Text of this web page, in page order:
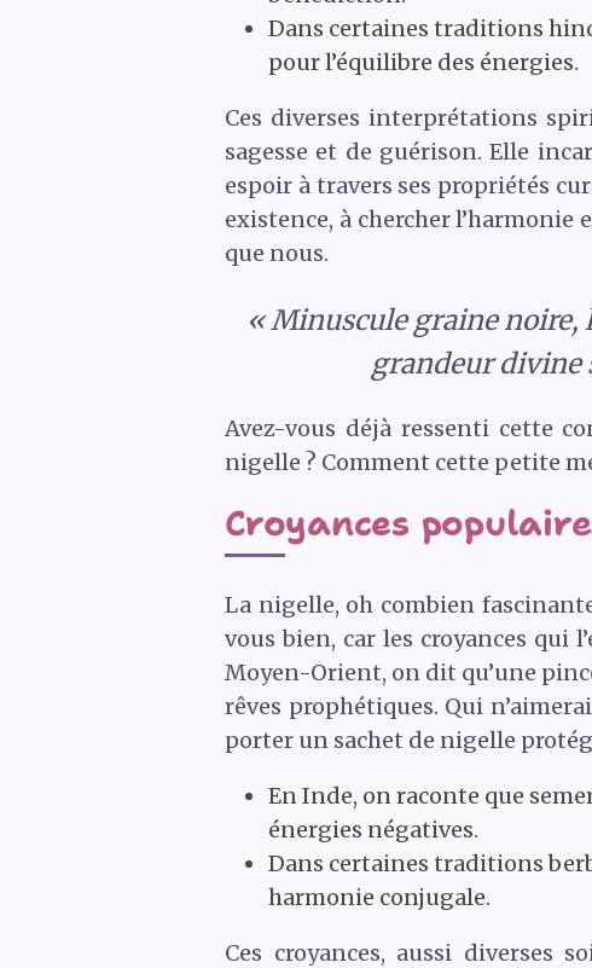
Dans certaines traditions
pour l’équilibre des énergies.
Ces diverses interprétations
sagesse et de guérison. Elle
espoir à travers ses propriétés
existence, à chercher l’harmonie
que nous.
« Minuscule graine noire,
grandeur divine
Avez-vous déjà ressenti cette
nigelle ? Comment cette petite
Croyances
La nigelle, oh combien
vous bien, car les croyances qui
Moyen-Orient, on dit qu’une
rêves prophétiques. Qui
porter un sachet de nigelle
En Inde, on raconte que
énergies négatives.
Dans certaines traditions
harmonie conjugale.
Ces croyances, aussi diverses